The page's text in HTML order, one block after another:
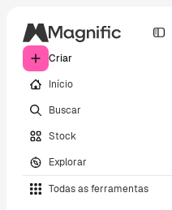
Criar
Início
Buscar
Stock
Explorar
Todas as ferramentas